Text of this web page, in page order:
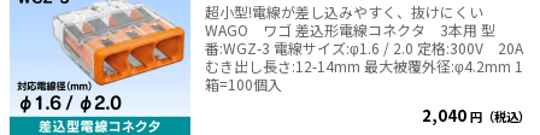
超小型!電線が差し込みやすく、抜けにくい
WAGO ワゴ 差込形電線コネクタ 3本用 型
番:WGZ-3 電線サイズ:φ1.6 / 2.0 定格:300V 20A
むき出し長さ:12-14mm 最大被覆外径:φ4.2mm 1
箱=100個入
2,040 円（税込）